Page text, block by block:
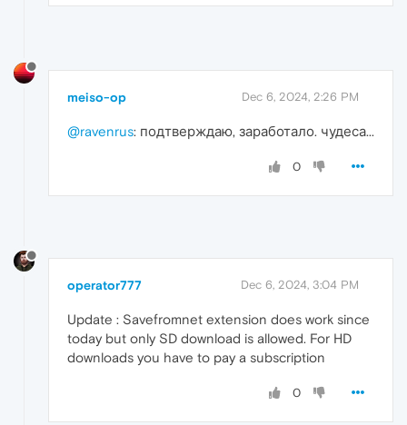
meiso-op Dec 6, 2024, 2:26 PM
@ravenrus: подтверждаю, заработало. чудеса...
0
operator777 Dec 6, 2024, 3:04 PM
Update : Savefromnet extension does work since
today but only SD download is allowed. For HD
downloads you have to pay a subscription
0